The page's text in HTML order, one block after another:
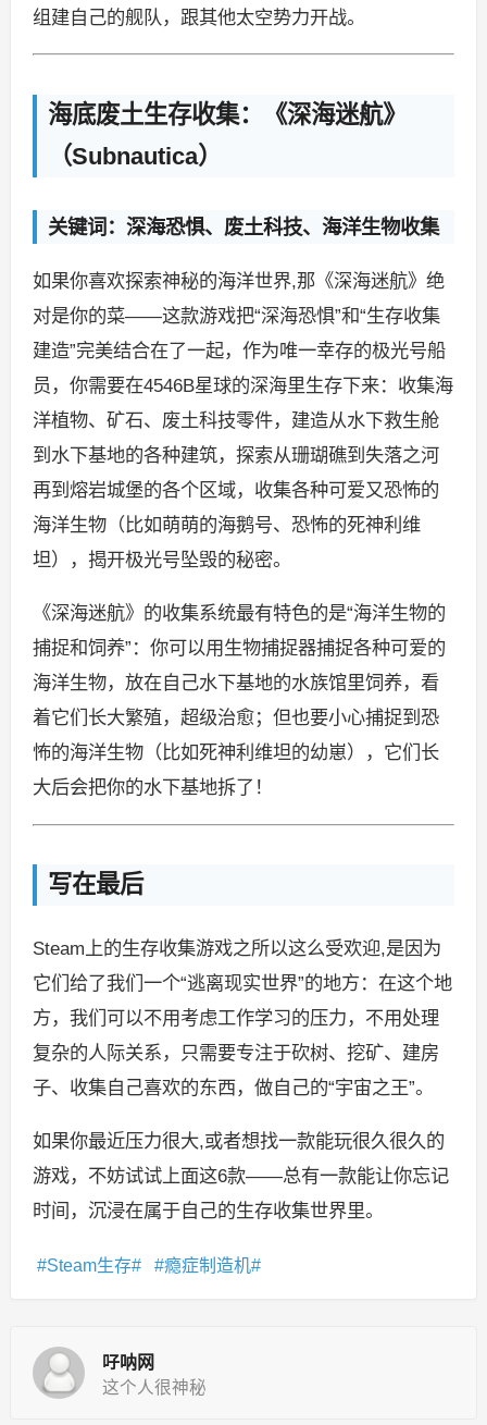
组建自己的舰队，跟其他太空势力开战。
海底废土生存收集：《深海迷航》
（Subnautica）
关键词：深海恐惧、废土科技、海洋生物收集
如果你喜欢探索神秘的海洋世界,那《深海迷航》绝
对是你的菜——这款游戏把“深海恐惧”和“生存收集
建造”完美结合在了一起，作为唯一幸存的极光号船
员，你需要在4546B星球的深海里生存下来：收集海
洋植物、矿石、废土科技零件，建造从水下救生舱
到水下基地的各种建筑，探索从珊瑚礁到失落之河
再到熔岩城堡的各个区域，收集各种可爱又恐怖的
海洋生物（比如萌萌的海鹅号、恐怖的死神利维
坦），揭开极光号坠毁的秘密。
《深海迷航》的收集系统最有特色的是“海洋生物的
捕捉和饲养”：你可以用生物捕捉器捕捉各种可爱的
海洋生物，放在自己水下基地的水族馆里饲养，看
着它们长大繁殖，超级治愈；但也要小心捕捉到恐
怖的海洋生物（比如死神利维坦的幼崽），它们长
大后会把你的水下基地拆了！
写在最后
Steam上的生存收集游戏之所以这么受欢迎,是因为
它们给了我们一个“逃离现实世界”的地方：在这个地
方，我们可以不用考虑工作学习的压力，不用处理
复杂的人际关系，只需要专注于砍树、挖矿、建房
子、收集自己喜欢的东西，做自己的“宇宙之王”。
如果你最近压力很大,或者想找一款能玩很久很久的
游戏，不妨试试上面这6款——总有一款能让你忘记
时间，沉浸在属于自己的生存收集世界里。
Steam生存 瘾症制造机
吇呐网
这个人很神秘